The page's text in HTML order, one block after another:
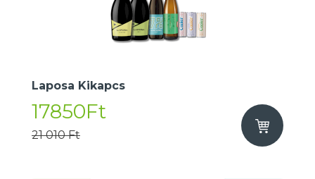
Laposa Kikapcs
17850Ft
21 010 Ft